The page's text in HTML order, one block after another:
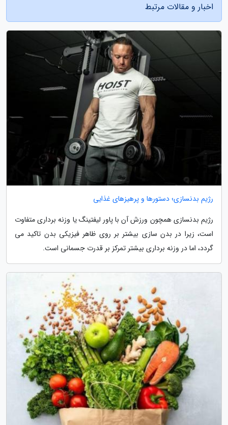
اخبار و مقالات مرتبط
رژیم بدنسازی؛ دستورها و پرهیزهای غذایی
رژیم بدنسازی همچون ورزش آن با پاور لیفتینگ یا وزنه برداری متفاوت
است، زیرا در بدن سازی بیشتر بر روی ظاهر فیزیکی بدن تاکید می
گردد، اما در وزنه برداری بیشتر تمرکز بر قدرت جسمانی است.